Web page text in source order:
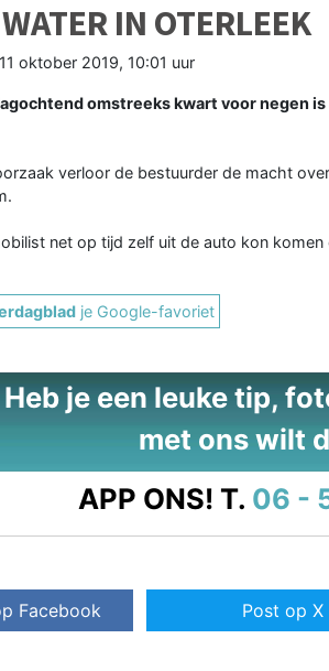
IN OTERLEEK
11 oktober 2019, 10:01 uur
omstreeks kwart voor negen
verloor de bestuurder de macht
net op tijd zelf uit de auto kon
je Google-favoriet
Heb je een leuke tip,
met ons wilt
APP ONS! T. 06 -
Facebook Post op X